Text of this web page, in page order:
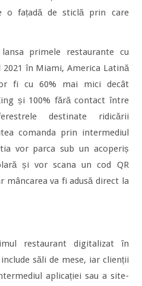
o fațadă de sticlă prin care
primele restaurante cu
în Miami, America Latină
fi cu 60% mai mici decât
și 100% fără contact între
destinate ridicării
comanda prin intermediul
vor parca sub un acoperiș
și vor scana un cod QR
mâncarea va fi adusă direct la
restaurant digitalizat în
săli de mese, iar clienții
aplicației sau a site-